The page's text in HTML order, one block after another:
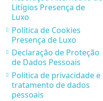
Litígios Presença de
Luxo
Política de Cookies
Presença de Luxo
Declaração de Proteção
de Dados Pessoais
Politica de privacidade e
tratamento de dados
pessoais